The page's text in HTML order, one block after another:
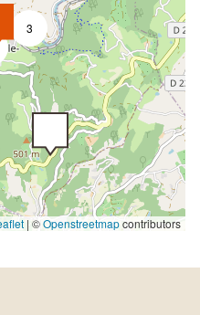
3
|©Openstreetmapcontributors